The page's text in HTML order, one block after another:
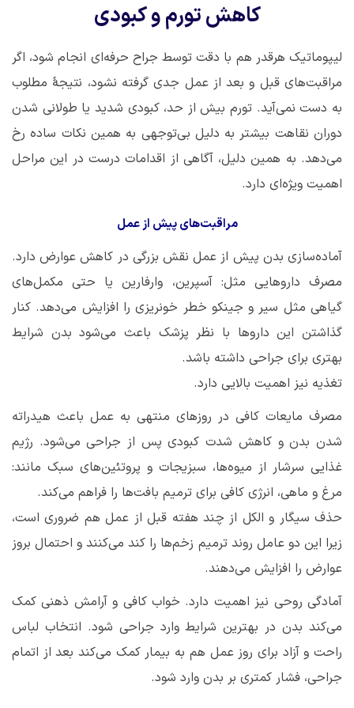
کاهش تورم و کبودی
لیپوماتیک هرقدر هم با دقت توسط جراح حرفه‌ای انجام شود، اگر
مراقبت‌های قبل و بعد از عمل جدی گرفته نشود، نتیجۀ مطلوب
به دست نمی‌آید. تورم بیش از حد، کبودی شدید یا طولانی شدن
دوران نقاهت بیشتر به دلیل بی‌توجهی به همین نکات ساده رخ
می‌دهد. به همین دلیل، آگاهی از اقدامات درست در این مراحل
اهمیت ویژه‌ای دارد.
مراقبت‌های پیش از عمل
آماده‌سازی بدن پیش از عمل نقش بزرگی در کاهش عوارض دارد.
مصرف داروهایی مثل: آسپرین، وارفارین یا حتی مکمل‌های
گیاهی مثل سیر و جینکو خطر خونریزی را افزایش می‌دهد. کنار
گذاشتن این داروها با نظر پزشک باعث می‌شود بدن شرایط
بهتری برای جراحی داشته باشد.
تغذیه نیز اهمیت بالایی دارد.
مصرف مایعات کافی در روزهای منتهی به عمل باعث هیدراته
شدن بدن و کاهش شدت کبودی پس از جراحی می‌شود. رژیم
غذایی سرشار از میوه‌ها، سبزیجات و پروتئین‌های سبک مانند:
مرغ و ماهی، انرژی کافی برای ترمیم بافت‌ها را فراهم می‌کند.
حذف سیگار و الکل از چند هفته قبل از عمل هم ضروری است،
زیرا این دو عامل روند ترمیم زخم‌ها را کند می‌کنند و احتمال بروز
عوارض را افزایش می‌دهند.
آمادگی روحی نیز اهمیت دارد. خواب کافی و آرامش ذهنی کمک
می‌کند بدن در بهترین شرایط وارد جراحی شود. انتخاب لباس
راحت و آزاد برای روز عمل هم به بیمار کمک می‌کند بعد از اتمام
جراحی، فشار کمتری بر بدن وارد شود.